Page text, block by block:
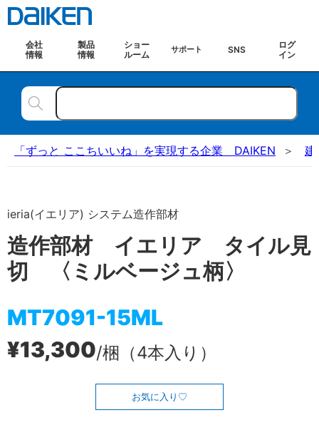
会社
情報
製品
情報
ショー
ルーム
サポート SNS
ログ
イン
「ずっと ここちいいね」を実現する企業 DAIKEN 建
ieria(イエリア) システム造作部材
造作部材 イエリア タイル見
切 〈ミルベージュ柄〉
MT7091-15ML
¥13,300/梱（4本入り）
お気に入り